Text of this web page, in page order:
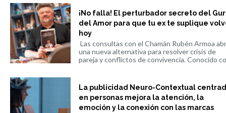
¡No falla! El perturbador secreto del
del Amor para que tu ex te suplique
hoy
Las consultas con el Chamán Rubén Armoa
una nueva alternativa para resolver crisis de
pareja y conflictos de convivencia. Conocido
La publicidad Neuro-Contextual
en personas mejora la atención, la
emoción y la conexión con las marcas